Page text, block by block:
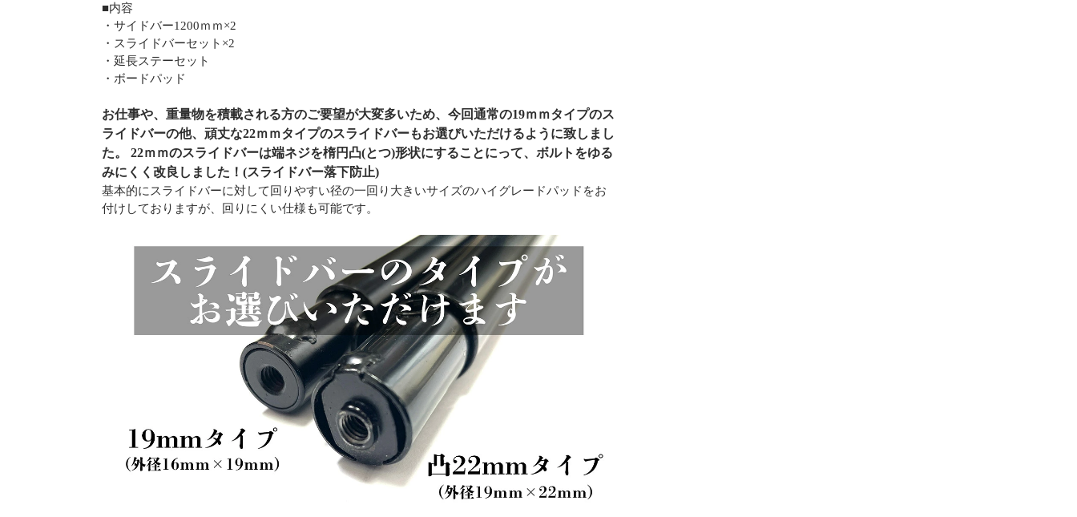
■内容
・サイドバー1200ｍｍ×2
・スライドバーセット×2
・延長ステーセット
・ボードパッド
お仕事や、重量物を積載される方のご要望が大変多いため、今回通常の19ｍｍタイプのス
ライドバーの他、頑丈な22ｍｍタイプのスライドバーもお選びいただけるように致しまし
た。 22ｍｍのスライドバーは端ネジを楕円凸(とつ)形状にすることにって、ボルトをゆる
みにくく改良しました！(スライドバー落下防止)
基本的にスライドバーに対して回りやすい径の一回り大きいサイズのハイグレードパッドをお
付けしておりますが、回りにくい仕様も可能です。